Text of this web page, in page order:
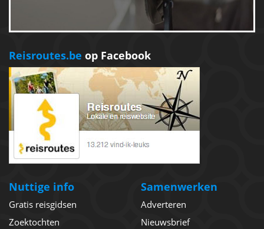
Reisroutes.be op Facebook
Nuttige info
Gratis reisgidsen
Zoektochten
Samenwerken
Adverteren
Nieuwsbrief